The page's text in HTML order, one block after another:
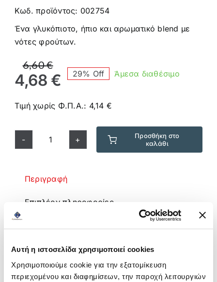
Αυτή η ιστοσελίδα χρησιμοποιεί cookies
Χρησιμοποιούμε cookie για την εξατομίκευση
περιεχομένου και διαφημίσεων, την παροχή λειτουργιών
Κωδ. προϊόντος: 002754
Ένα γλυκόπιοτο, ήπιο και αρωματικό blend με
νότες φρούτων.
6,60€
Original
price
was:
4,68 €
Η
τρέχουσα
τιμή
4,68 €.
29% Off Άμεσα διαθέσιμο
Τιμή χωρίς Φ.Π.Α.: 4,14 €
Κάψουλες
Nespresso
Gentile
5,5
g
ποσότητα
Προσθήκη στο
καλάθι
Περιγραφή
Επιπλέον πληροφορίες
Περιγραφή
Ένα γλυκόπιοτο, ήπιο και αρωματικό blend
με νότες φρούτων.